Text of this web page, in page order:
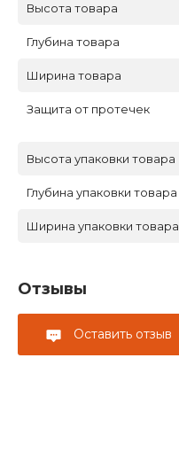
Высота товара
Глубина товара
Ширина товара
Защита от протечек
Высота упаковки товара
Глубина упаковки товара
Ширина упаковки товара
Отзывы
Оставить отзыв